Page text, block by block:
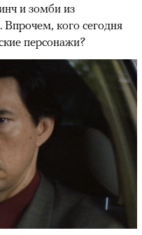
и зомби из
кого сегодня
персонажи?